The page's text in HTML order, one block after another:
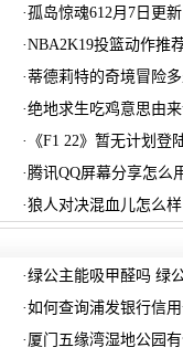
·孤岛惊魂612月7日更
·NBA2K19投篮动作推
· 蒂德莉特的奇境冒险
·绝地求生吃鸡意思由
· 《F1 22》暂无计划登
·腾讯QQ屏幕分享怎么
·狼人对决混血儿怎么
·绿公主能吸甲醛吗 绿
·如何查询浦发银行信
· 厦门五缘湾湿地公园